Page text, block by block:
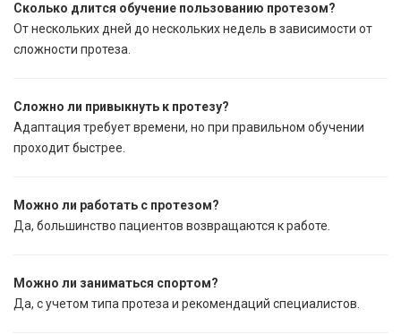
Сколько длится обучение пользованию протезом?
От нескольких дней до нескольких недель в зависимости от
сложности протеза.
Сложно ли привыкнуть к протезу?
Адаптация требует времени, но при правильном обучении
проходит быстрее.
Можно ли работать с протезом?
Да, большинство пациентов возвращаются к работе.
Можно ли заниматься спортом?
Да, с учетом типа протеза и рекомендаций специалистов.